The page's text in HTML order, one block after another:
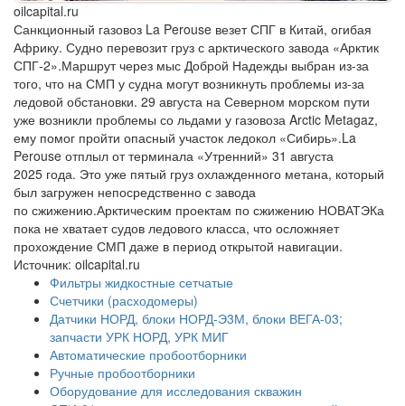
oilcapital.ru
Санкционный газовоз La Perouse везет СПГ в Китай, огибая
Африку. Судно перевозит груз с арктического завода «Арктик
СПГ-2».Маршрут через мыс Доброй Надежды выбран из-за
того, что на СМП у судна могут возникнуть проблемы из-за
ледовой обстановки. 29 августа на Северном морском пути
уже возникли проблемы со льдами у газовоза Arctic Metagaz,
ему помог пройти опасный участок ледокол «Сибирь».La
Perouse отплыл от терминала «Утренний» 31 августа
2025 года. Это уже пятый груз охлажденного метана, который
был загружен непосредственно с завода
по сжижению.Арктическим проектам по сжижению НОВАТЭКа
пока не хватает судов ледового класса, что осложняет
прохождение СМП даже в период открытой навигации.
Источник: oilcapital.ru
Фильтры жидкостные сетчатые
Счетчики (расходомеры)
Датчики НОРД, блоки НОРД-Э3М, блоки ВЕГА-03;
запчасти УРК НОРД, УРК МИГ
Автоматические пробоотборники
Ручные пробоотборники
Оборудование для исследования скважин